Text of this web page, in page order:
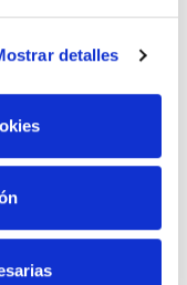
detalles
TEATRO
preparado para ti.
S D